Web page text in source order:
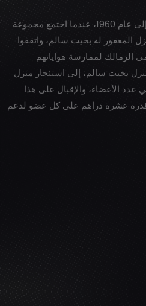
يعود تاريخ تأسيس نادي الوصل إلى عام 1960، عندما اجتمع مجموعة
له بخيت سالم، واتفقوا
لممارسة هواياتهم
بخيت سالم، إلى استئجار منزل
عدد الأعضاء، والإقبال على هذا
قدره عشرة دراهم على كل عضو لدعم